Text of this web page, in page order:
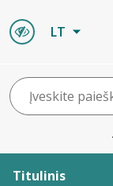
LT
Titulinis